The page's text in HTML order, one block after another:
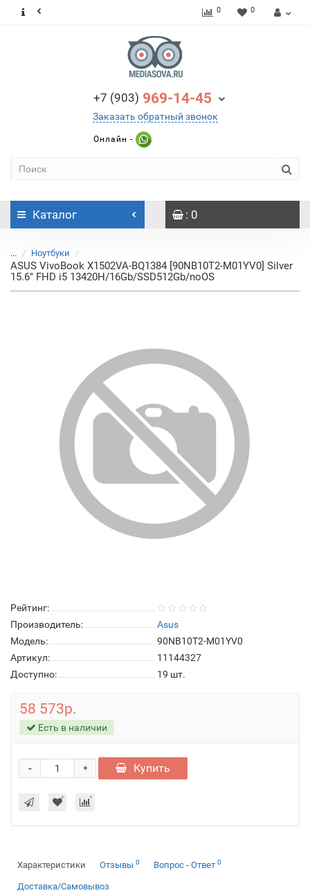
0 0
+7 (903) 969-14-45
Заказать обратный звонок
Онлайн -
Каталог : 0
... Ноутбуки
ASUS VivoBook X1502VA-BQ1384 [90NB10T2-M01YV0] Silver
15.6" FHD i5 13420H/16Gb/SSD512Gb/noOS
Рейтинг:
Производитель:
Asus
Модель:
90NB10T2-M01YV0
Артикул:
11144327
Доступно:
19 шт.
58 573р.
Есть в наличии
+
- Купить
Характеристики Отзывы 0 Вопрос - Ответ 0
Доставка/Самовывоз